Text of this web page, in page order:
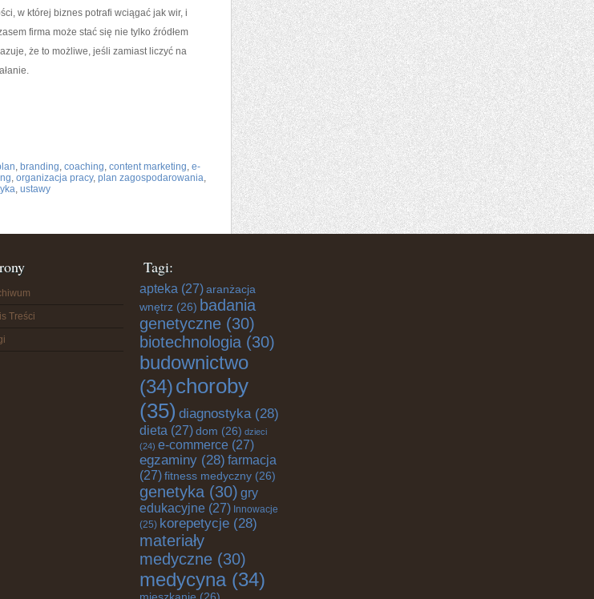
w której biznes potrafi wciągać jak wir, i
firma może stać się nie tylko źródłem
że to możliwe, jeśli zamiast liczyć na
, branding, coaching, content marketing, e-
, organizacja pracy, plan zagospodarowania,
, ustawy
Treści
Tagi:
apteka (27) aranżacja
wnętrz (26) badania
genetyczne (30)
biotechnologia (30)
budownictwo
(34)choroby
(35) diagnostyka(28)
dieta (27) dom (26) dzieci
(24) e-commerce (27)
egzaminy (28) farmacja
(27) fitness medyczny (26)
genetyka (30) gry
edukacyjne (27) Innowacje
(25) korepetycje (28)
materiały
medyczne (30)
medycyna(34)